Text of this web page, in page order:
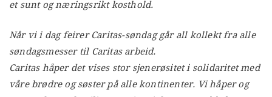
et sunt og næringsrikt kosthold.
Når vi i dag feirer Caritas-søndag går all kollekt fra alle
søndagsmesser til Caritas arbeid.
Caritas håper det vises stor sjenerøsitet i solidaritet med
våre brødre og søster på alle kontinenter. Vi håper og